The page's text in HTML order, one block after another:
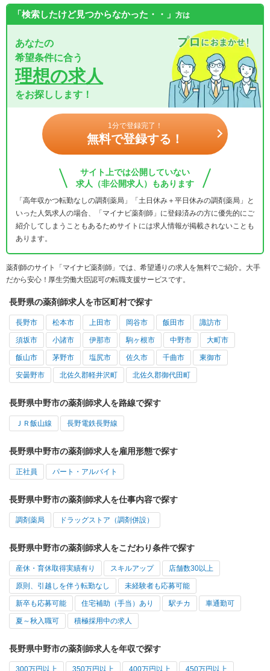
「検索したけど見つからなかった・・」 方は
あなたの
希望条件に合う
理想の求人
をお探しします！
1分で登録完了！
無料で登録する！
サイト上では公開していない
求人（非公開求人）もあります
「高年収かつ転勤なしの調剤薬局」「土日休み＋平日休みの調剤薬局」と
いった人気求人の場合、「マイナビ薬剤師」に登録済みの方に優先的にご
紹介してしまうこともあるためサイトには求人情報が掲載されないことも
あります。
薬剤師のサイト「マイナビ薬剤師」では、希望通りの求人を無料でご紹介。大手
だから安心！厚生労働大臣認可の転職支援サービスです。
長野県の薬剤師求人を市区町村で探す
長野市 松本市 上田市 岡谷市 飯田市 諏訪市
須坂市 小諸市 伊那市 駒ヶ根市 中野市 大町市
飯山市 茅野市 塩尻市 佐久市 千曲市 東御市
安曇野市 北佐久郡軽井沢町 北佐久郡御代田町
長野県中野市の薬剤師求人を路線で探す
ＪＲ飯山線 長野電鉄長野線
長野県中野市の薬剤師求人を雇用形態で探す
正社員 パート・アルバイト
長野県中野市の薬剤師求人を仕事内容で探す
調剤薬局 ドラッグストア（調剤併設）
長野県中野市の薬剤師求人をこだわり条件で探す
産休・育休取得実績有り スキルアップ 店舗数30以上
原則、引越しを伴う転勤なし 未経験者も応募可能
新卒も応募可能 住宅補助（手当）あり 駅チカ 車通勤可
夏～秋入職可 積極採用中の求人
長野県中野市の薬剤師求人を年収で探す
300万円以上 350万円以上 400万円以上 450万円以上